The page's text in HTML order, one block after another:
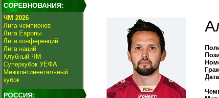
СОРЕВНОВАНИЯ:
ЧМ 2026
Лига чемпионов
Лига Европы
Лига конференций
Лига наций
Клубный ЧМ
Суперкубок УЕФА
Межконтинентальный
кубок
РОССИЯ: